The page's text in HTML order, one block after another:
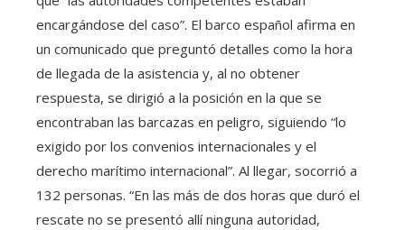
encargándose del caso”. El barco español afirma en
un comunicado que preguntó detalles como la hora
de llegada de la asistencia y, al no obtener
respuesta, se dirigió a la posición en la que se
encontraban las barcazas en peligro, siguiendo “lo
exigido por los convenios internacionales y el
derecho marítimo internacional”. Al llegar, socorrió a
132 personas. “En las más de dos horas que duró el
rescate no se presentó allí ninguna autoridad,